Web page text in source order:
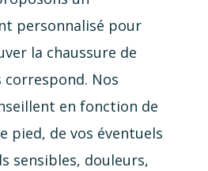
personnalisé pour
la chaussure de
Nos
en fonction de
pied, de vos éventuels
sensibles, douleurs,